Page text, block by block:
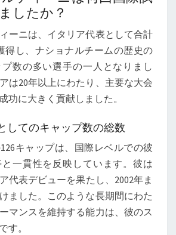
したか？
ーニは、イタリア代表として合計
得し、ナショナルチームの歴史の
数の多い選手の一人となりまし
は20年以上にわたり、主要な大会
功に大きく貢献しました。
してのキャップ数の総数
キャップは、国際レベルでの彼
一貫性を反映しています。彼は
代表デビューを果たし、2002年ま
ました。このような長期間にわた
マンスを維持する能力は、彼のス
す。